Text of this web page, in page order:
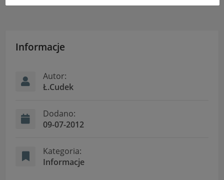
Informacje
Autor:
Ł.Cudek
Dodano:
09-07-2012
Kategoria:
Informacje
"Nasza szkoła" > "Bezpieczeństwo"